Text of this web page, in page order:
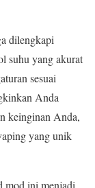
dilengkapi
suhu yang akurat
sesuai
Anda
keinginan Anda,
yang unik